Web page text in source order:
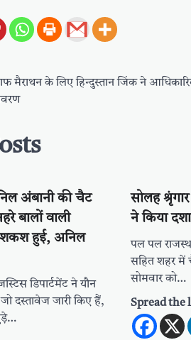
मैराथन के लिए हिन्दुस्तान जिंक ने
अंबानी की चैट
बालों वाली
हुई, अनिल
डिपार्टमेंट ने यौन
दस्तावेज जारी किए हैं,
सोलह
ने किया
पल पल
सहित शहर में
सोमवार को…
Spread the